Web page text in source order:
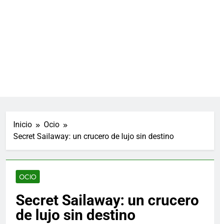
Inicio
Ocio
Secret Sailaway: un crucero de lujo sin destino
OCIO
Secret Sailaway: un crucero
de lujo sin destino